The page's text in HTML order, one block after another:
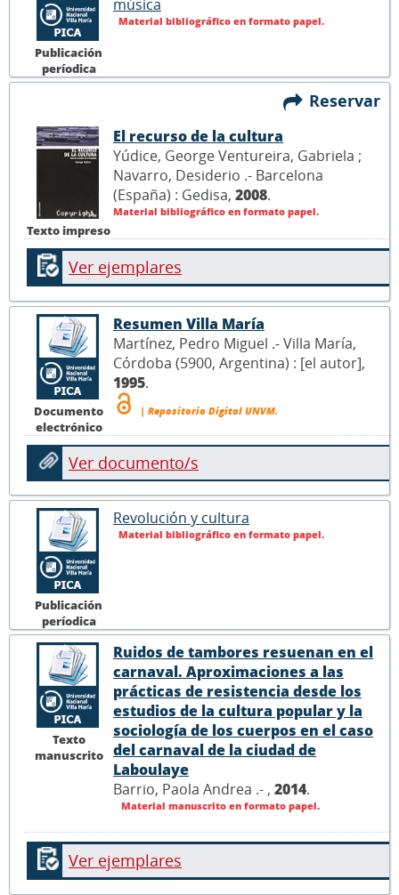
Publicación
períodica
música
Material bibliográfico en formato papel.
Reservar
Texto impreso
El recurso de la cultura
Yúdice, George Ventureira, Gabriela ;
Navarro, Desiderio .- Barcelona
(España) : Gedisa, 2008.
Material bibliográfico en formato papel.
Ver ejemplares
Documento
electrónico
Resumen Villa María
Martínez, Pedro Miguel .- Villa María,
Córdoba (5900, Argentina) : [el autor],
1995.
| Repositorio Digital UNVM.
Ver documento/s
Publicación
períodica
Revolución y cultura
Material bibliográfico en formato papel.
Texto
manuscrito
Ruidos de tambores resuenan en el
carnaval. Aproximaciones a las
prácticas de resistencia desde los
estudios de la cultura popular y la
sociología de los cuerpos en el caso
del carnaval de la ciudad de
Laboulaye
Barrio, Paola Andrea .- , 2014.
Material manuscrito en formato papel.
Ver ejemplares